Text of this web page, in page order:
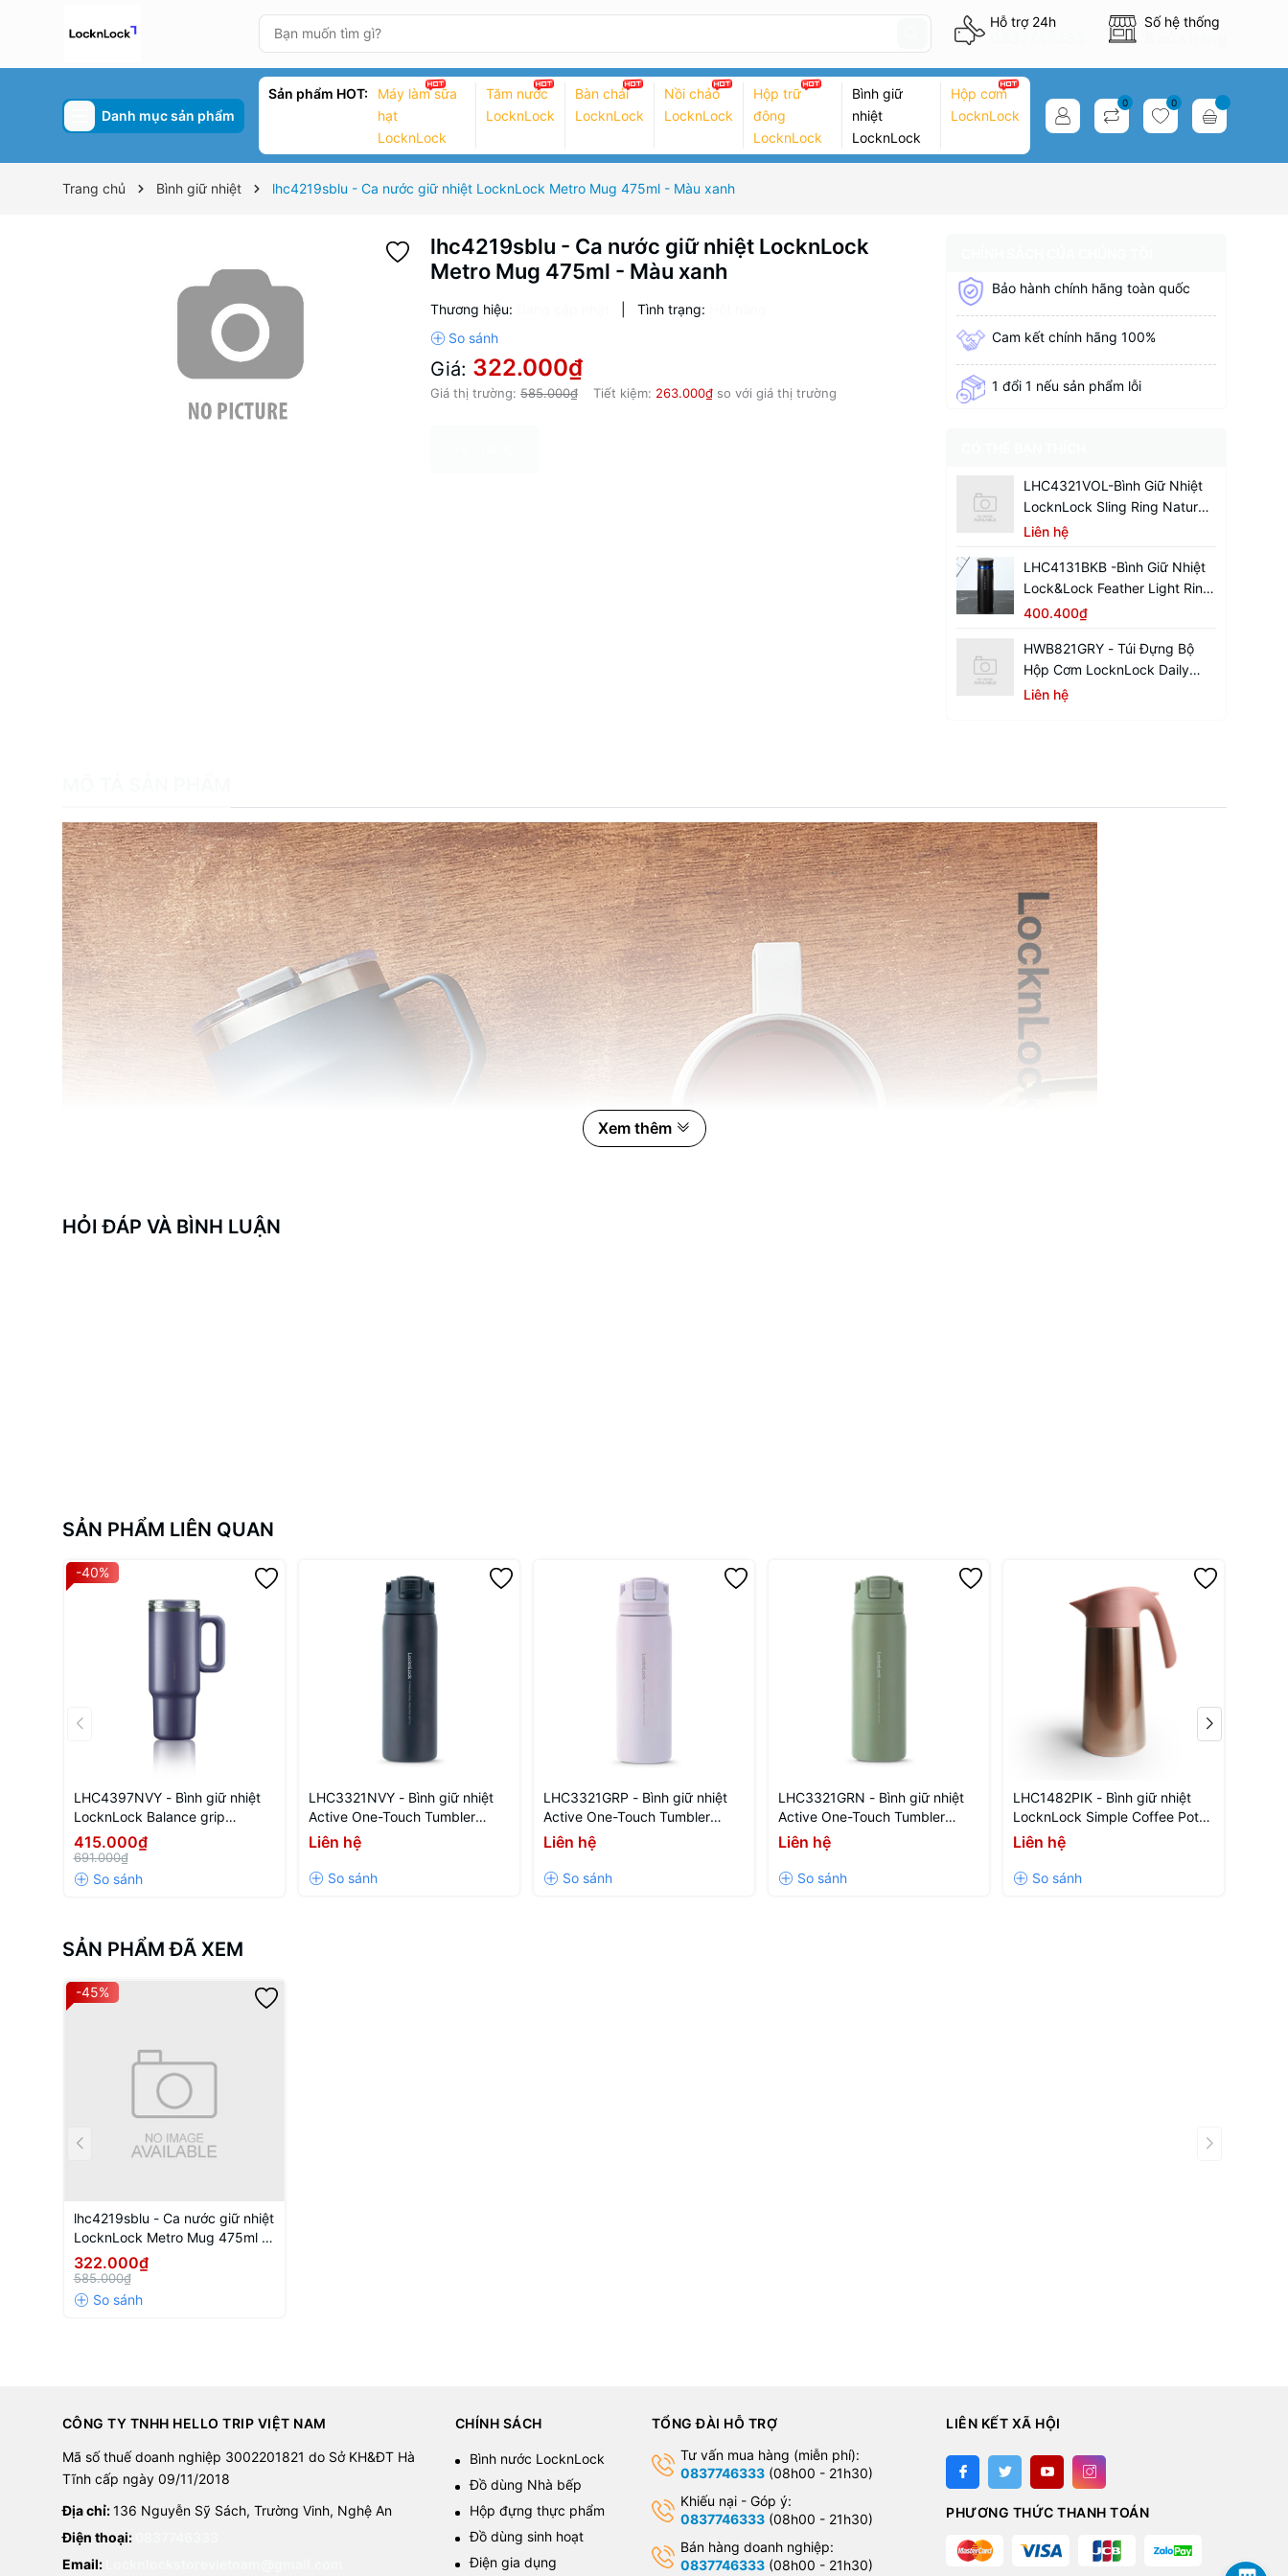
Hỗ trợ 24h Số hệ thống
Danh mục sản phẩm
Sản phẩm HOT:
Máy làm sữa
hạt
LocknLock
Tăm nước
LocknLock
Bàn chải
LocknLock
Nồi chảo
LocknLock
Hộp trữ
đông
LocknLock
Bình giữ
nhiệt
LocknLock
Hộp cơm
LocknLock
0 0
Trang chủ Bình giữ nhiệt lhc4219sblu - Ca nước giữ nhiệt LocknLock Metro Mug 475ml - Màu xanh
lhc4219sblu - Ca nước giữ nhiệt LocknLock
Metro Mug 475ml - Màu xanh
Thương hiệu: Tình trạng:
Giá: 322.000₫
Giá thị trường: 585.000₫ Tiết kiệm: 263.000₫so với giá thị trường
Bảo hành chính hãng toàn quốc
Cam kết chính hãng 100%
1 đổi 1 nếu sản phẩm lỗi
LHC4321VOL-Bình Giữ Nhiệt
LocknLock Sling Ring Nature
Tumbler 650ml
Liên hệ
LHC4131BKB -Bình Giữ Nhiệt
Lock&Lock Feather Light Ring
450ml - Màu Đen / Xanh
400.400₫
HWB821GRY - Túi Đựng Bộ
Hộp Cơm LocknLock Daily
Cooler - Màu Xám
Liên hệ
Xem thêm
HỎI ĐÁP VÀ BÌNH LUẬN
SẢN PHẨM LIÊN QUAN
-40%
LHC4397NVY - Bình giữ nhiệt
LocknLock Balance grip
tumbler 900ml - Màu navy
415.000₫
691.000₫
LHC3321NVY - Bình giữ nhiệt
Active One-Touch Tumbler
700ml - Màu navy
Liên hệ
LHC3321GRP - Bình giữ nhiệt
Active One-Touch Tumbler
700ml - Màu tím
Liên hệ
LHC3321GRN - Bình giữ nhiệt
Active One-Touch Tumbler
700ml - Màu xanh lá
Liên hệ
LHC1482PIK - Bình giữ nhiệt
LocknLock Simple Coffee Pot
2.2L - Màu hồng
Liên hệ
SẢN PHẨM ĐÃ XEM
-45%
lhc4219sblu - Ca nước giữ nhiệt
LocknLock Metro Mug 475ml -
Màu xanh
322.000₫
585.000₫
CÔNG TY TNHH HELLO TRIP VIỆT NAM
Mã số thuế doanh nghiệp 3002201821 do Sở KH&ĐT Hà
Tĩnh cấp ngày 09/11/2018
Địa chỉ:136 Nguyễn Sỹ Sách, Trường Vinh, Nghệ An
Điện thoại:
Email:
CHÍNH SÁCH
Bình nước LocknLock
Đồ dùng Nhà bếp
Hộp đựng thực phẩm
Đồ dùng sinh hoạt
Điện gia dụng
TỔNG ĐÀI HỖ TRỢ
Tư vấn mua hàng (miễn phí):
0837746333(08h00 - 21h30)
Khiếu nại - Góp ý:
0837746333(08h00 - 21h30)
Bán hàng doanh nghiệp:
0837746333(08h00 - 21h30)
LIÊN KẾT XÃ HỘI
PHƯƠNG THỨC THANH TOÁN